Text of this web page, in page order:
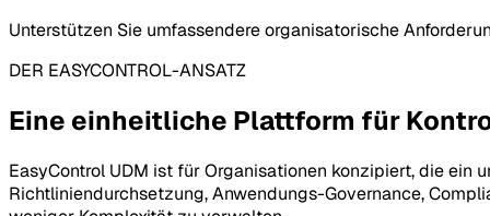
Unterstützen Sie umfassendere organisatorische
DER EASYCONTROL-ANSATZ
Eine einheitliche Plattform für
EasyControl UDM ist für Organisationen konzipiert, die ein
Richtliniendurchsetzung, Anwendungs-Governance,